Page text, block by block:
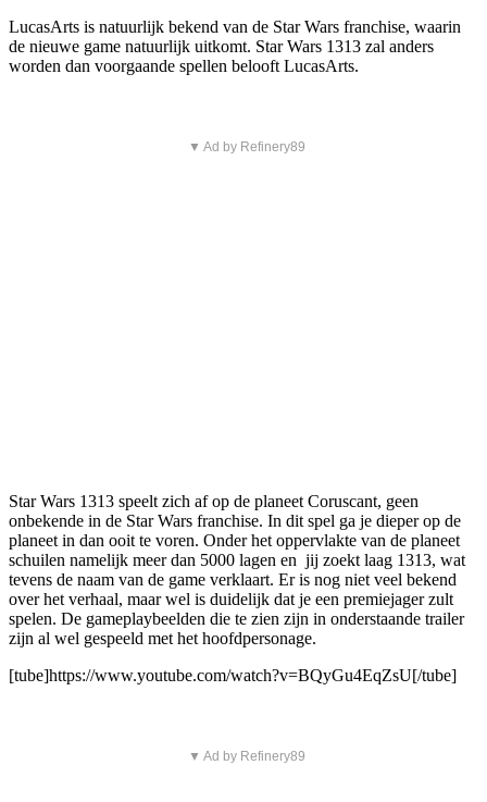
LucasArts is natuurlijk bekend van de Star Wars franchise, waarin
de nieuwe game natuurlijk uitkomt. Star Wars 1313 zal anders
worden dan voorgaande spellen belooft LucasArts.
▼ Ad by Refinery89
Star Wars 1313 speelt zich af op de planeet Coruscant, geen
onbekende in de Star Wars franchise. In dit spel ga je dieper op de
planeet in dan ooit te voren. Onder het oppervlakte van de planeet
schuilen namelijk meer dan 5000 lagen en jij zoekt laag 1313, wat
tevens de naam van de game verklaart. Er is nog niet veel bekend
over het verhaal, maar wel is duidelijk dat je een premiejager zult
spelen. De gameplaybeelden die te zien zijn in onderstaande trailer
zijn al wel gespeeld met het hoofdpersonage.
[tube]https://www.youtube.com/watch?v=BQyGu4EqZsU[/tube]
▼ Ad by Refinery89